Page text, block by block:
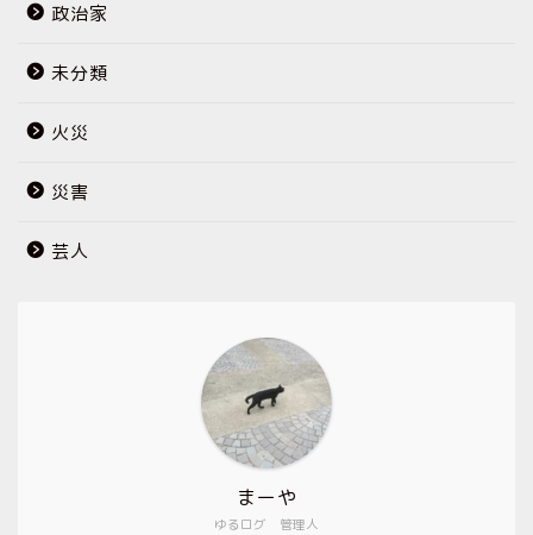
政治家
未分類
火災
災害
芸人
ゆるログ 管理人
まーや